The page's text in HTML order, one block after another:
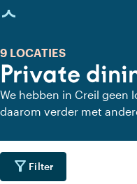
geladen
Private
9 LOCATIES
We hebben in Creil geen
daarom verder met
filter_alt Filter